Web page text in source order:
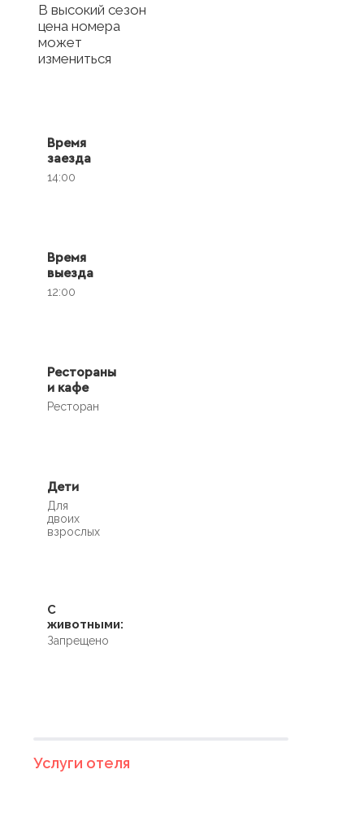
В высокий сезон
цена номера
может
измениться
Время
заезда
14:00
Время
выезда
12:00
Рестораны
и кафе
Ресторан
Дети
Для
двоих
взрослых
С
животными:
Запрещено
Услуги отеля